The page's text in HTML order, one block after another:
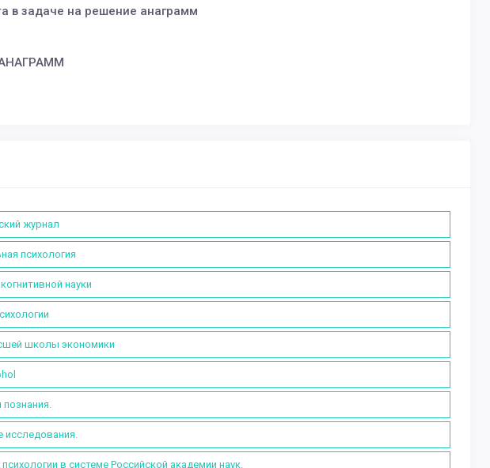
в задаче на решение анаграмм
журнал
психология
науки
школы экономики
познания.
исследования.
в системе Российской академии наук.